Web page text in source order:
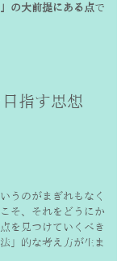
の大前提にある点で
目指す思想
うのがまぎれもなく
そ、それをどうにか
を見つけていくべき
」的な考え方が生ま